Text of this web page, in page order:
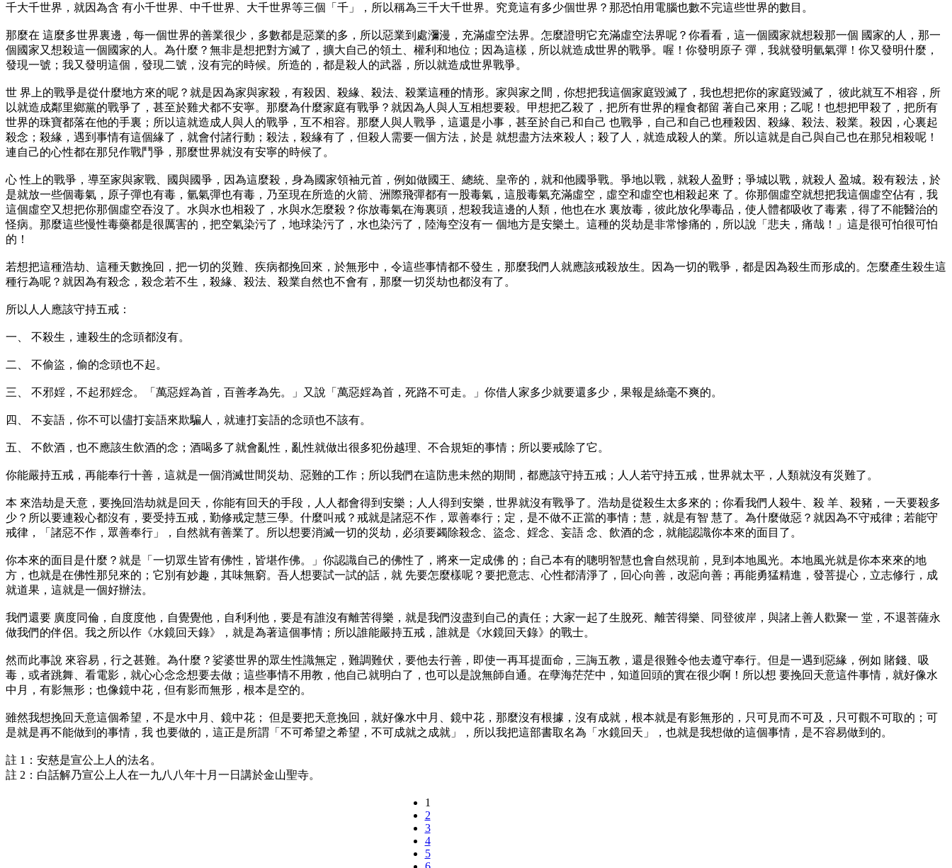
千大千世界，就因為含 有小千世界、中千世界、大千世界等三個「千」，所以稱為三千大千世界。究竟這有多少個世界？那恐怕用電腦也數不完這些世界的數目。
那麼在 這麼多世界裏邊，每一個世界的善業很少，多數都是惡業的多，所以惡業到處瀰漫，充滿虛空法界。怎麼證明它充滿虛空法界呢？你看看，這一個國家就想殺那一個 國家的人，那一
個國家又想殺這一個國家的人。為什麼？無非是想把對方滅了，擴大自己的領土、權利和地位；因為這樣，所以就造成世界的戰爭。喔！你發明原子 彈，我就發明氫氣彈！你又發明什麼，
發現一號；我又發明這個，發現二號，沒有完的時候。所造的，都是殺人的武器，所以就造成世界戰爭。
世 界上的戰爭是從什麼地方來的呢？就是因為家與家殺，有殺因、殺緣、殺法、殺業這種的情形。家與家之間，你想把我這個家庭毀滅了，我也想把你的家庭毀滅了， 彼此就互不相容，所
以就造成鄰里鄉黨的戰爭了，甚至於雞犬都不安寧。那麼為什麼家庭有戰爭？就因為人與人互相想要殺。甲想把乙殺了，把所有世界的糧食都留 著自己來用；乙呢！也想把甲殺了，把所有
世界的珠寶都落在他的手裏；所以這就造成人與人的戰爭，互不相容。那麼人與人戰爭，這還是小事，甚至於自己和自己 也戰爭，自己和自己也種殺因、殺緣、殺法、殺業。殺因，心裏起
殺念；殺緣，遇到事情有這個緣了，就會付諸行動；殺法，殺緣有了，但殺人需要一個方法，於是 就想盡方法來殺人；殺了人，就造成殺人的業。所以這就是自己與自己也在那兒相殺呢！
連自己的心性都在那兒作戰鬥爭，那麼世界就沒有安寧的時候了。
心 性上的戰爭，導至家與家戰、國與國爭，因為這麼殺，身為國家領袖元首，例如做國王、總統、皇帝的，就和他國爭戰。爭地以戰，就殺人盈野；爭城以戰，就殺人 盈城。殺有殺法，於
是就放一些個毒氣，原子彈也有毒，氫氣彈也有毒，乃至現在所造的火箭、洲際飛彈都有一股毒氣，這股毒氣充滿虛空，虛空和虛空也相殺起來 了。你那個虛空就想把我這個虛空佔有，我
這個虛空又想把你那個虛空吞沒了。水與水也相殺了，水與水怎麼殺？你放毒氣在海裏頭，想殺我這邊的人類，他也在水 裏放毒，彼此放化學毒品，使人體都吸收了毒素，得了不能醫治的
怪病。那麼這些慢性毒藥都是很厲害的，把空氣染污了，地球染污了，水也染污了，陸海空沒有一 個地方是安樂土。這種的災劫是非常慘痛的，所以說「悲夫，痛哉！」這是很可怕很可怕
的！
若想把這種浩劫、這種天數挽回，把一切的災難、疾病都挽回來，於無形中，令這些事情都不發生，那麼我們人就應該戒殺放生。因為一切的戰爭，都是因為殺生而形成的。怎麼產生殺生這
種行為呢？就因為有殺念，殺念若不生，殺緣、殺法、殺業自然也不會有，那麼一切災劫也都沒有了。
所以人人應該守持五戒：
一、 不殺生，連殺生的念頭都沒有。
二、 不偷盜，偷的念頭也不起。
三、 不邪婬，不起邪婬念。「萬惡婬為首，百善孝為先。」又說「萬惡婬為首，死路不可走。」你借人家多少就要還多少，果報是絲毫不爽的。
四、 不妄語，你不可以儘打妄語來欺騙人，就連打妄語的念頭也不該有。
五、 不飲酒，也不應該生飲酒的念；酒喝多了就會亂性，亂性就做出很多犯份越理、不合規矩的事情；所以要戒除了它。
你能嚴持五戒，再能奉行十善，這就是一個消滅世間災劫、惡難的工作；所以我們在這防患未然的期間，都應該守持五戒；人人若守持五戒，世界就太平，人類就沒有災難了。
本 來浩劫是天意，要挽回浩劫就是回天，你能有回天的手段，人人都會得到安樂；人人得到安樂，世界就沒有戰爭了。浩劫是從殺生太多來的；你看我們人殺牛、殺 羊、殺豬，一天要殺多
少？所以要連殺心都沒有，要受持五戒，勤修戒定慧三學。什麼叫戒？戒就是諸惡不作，眾善奉行；定，是不做不正當的事情；慧，就是有智 慧了。為什麼做惡？就因為不守戒律；若能守
戒律，「諸惡不作，眾善奉行」，自然就有善業了。所以想要消滅一切的災劫，必須要蠲除殺念、盜念、婬念、妄語 念、飲酒的念，就能認識你本來的面目了。
你本來的面目是什麼？就是「一切眾生皆有佛性，皆堪作佛。」你認識自己的佛性了，將來一定成佛 的；自己本有的聰明智慧也會自然現前，見到本地風光。本地風光就是你本來來的地
方，也就是在佛性那兒來的；它別有妙趣，其味無窮。吾人想要試一試的話，就 先要怎麼樣呢？要把意志、心性都清淨了，回心向善，改惡向善；再能勇猛精進，發菩提心，立志修行，成
就道果，這就是一個好辦法。
我們還要 廣度同倫，自度度他，自覺覺他，自利利他，要是有誰沒有離苦得樂，就是我們沒盡到自己的責任；大家一起了生脫死、離苦得樂、同登彼岸，與諸上善人歡聚一 堂，不退菩薩永
做我們的伴侶。我之所以作《水鏡回天錄》，就是為著這個事情；所以誰能嚴持五戒，誰就是《水鏡回天錄》的戰士。
然而此事說 來容易，行之甚難。為什麼？娑婆世界的眾生性識無定，難調難伏，要他去行善，即使一再耳提面命，三誨五教，還是很難令他去遵守奉行。但是一遇到惡緣，例如 賭錢、吸
毒，或者跳舞、看電影，就心心念念想要去做；這些事情不用教，他自己就明白了，也可以是說無師自通。在孽海茫茫中，知道回頭的實在很少啊！所以想 要挽回天意這件事情，就好像水
中月，有影無形；也像鏡中花，但有影而無形，根本是空的。
雖然我想挽回天意這個希望，不是水中月、鏡中花； 但是要把天意挽回，就好像水中月、鏡中花，那麼沒有根據，沒有成就，根本就是有影無形的，只可見而不可及，只可觀不可取的；可
是就是再不能做到的事情，我 也要做的，這正是所謂「不可希望之希望，不可成就之成就」，所以我把這部書取名為「水鏡回天」，也就是我想做的這個事情，是不容易做到的。
註 1：安慈是宣公上人的法名。
註 2：白話解乃宣公上人在一九八八年十月一日講於金山聖寺。
1
2
3
4
5